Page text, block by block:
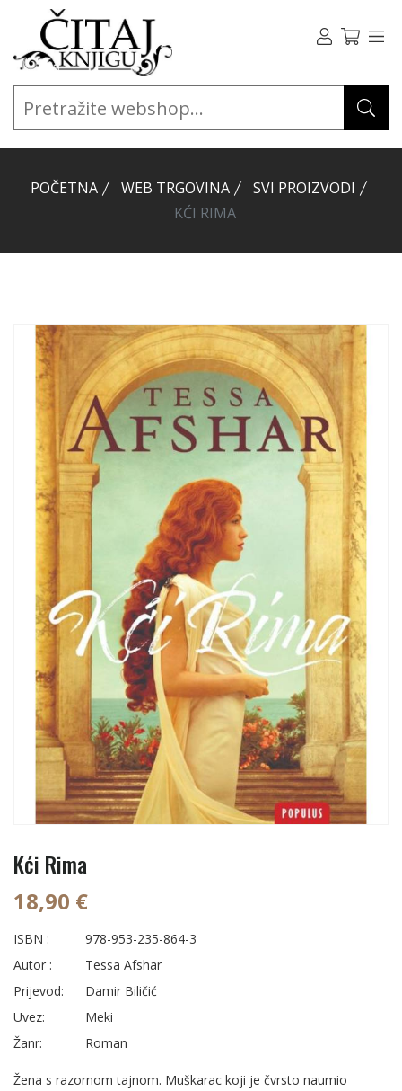
POČETNA WEB TRGOVINA
SVI PROIZVODI
KĆI RIMA
Kći Rima
18,90 €
ISBN :
978-953-235-864-3
Autor :
Tessa Afshar
Prijevod:
Damir Biličić
Uvez:
Meki
Žanr:
Roman
Žena s razornom tajnom. Muškarac koji je čvrsto naumio